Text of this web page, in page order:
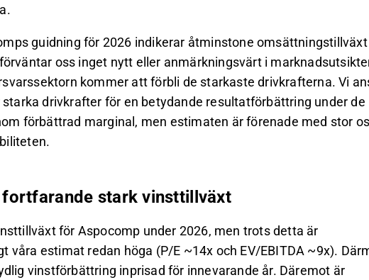
guidning för 2026 indikerar åtminstone omsättningstillväxt
oss inget nytt eller anmärkningsvärt i
kommer att förbli de starkaste drivkrafterna. Vi
drivkrafter för en betydande resultatförbättring under de
förbättrad marginal, men estimaten är förenade med stor
stark vinsttillväxt
för Aspocomp under 2026, men trots detta är
våra estimat redan höga (P/E ~14x och EV/EBITDA ~9x).
vinstförbättring inprisad för innevarande år. Däremot är